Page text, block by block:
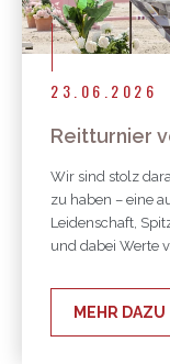
23.06.2026
Reitturnier
Wir sind stolz
zu haben – eine
Leidenschaft,
und dabei Werte
MEHR DAZU